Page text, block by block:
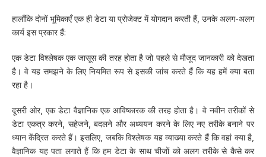
हालाँकि दोनों भूमिकाएँ एक ही डेटा या प्रोजेक्ट में योगदान करती हैं, उनके अलग-अलग
कार्य इस प्रकार हैं:
एक डेटा विश्लेषक एक जासूस की तरह होता है जो पहले से मौजूद जानकारी को देखता
है। वे यह समझने के लिए नियमित रूप से इसकी जांच करते हैं कि यह हमें क्या बता
रहा है।
दूसरी ओर, एक डेटा वैज्ञानिक एक आविष्कारक की तरह होता है। वे नवीन तरीकों से
डेटा एकत्र करने, सहेजने, बदलने और अध्ययन करने के लिए नए तरीके बनाने पर
ध्यान केंद्रित करते हैं। इसलिए, जबकि विश्लेषक यह व्याख्या करते हैं कि वहां क्या है,
वैज्ञानिक यह पता लगाते हैं कि हम डेटा के साथ चीजों को अलग तरीके से कैसे कर